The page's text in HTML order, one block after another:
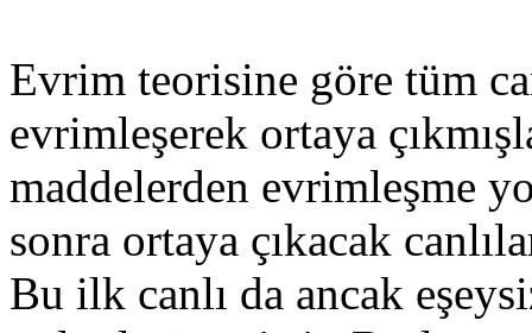
Evrim teorisine göre tüm
evrimleşerek ortaya
maddelerden evrimleşme
sonra ortaya çıkacak
Bu ilk canlı da ancak